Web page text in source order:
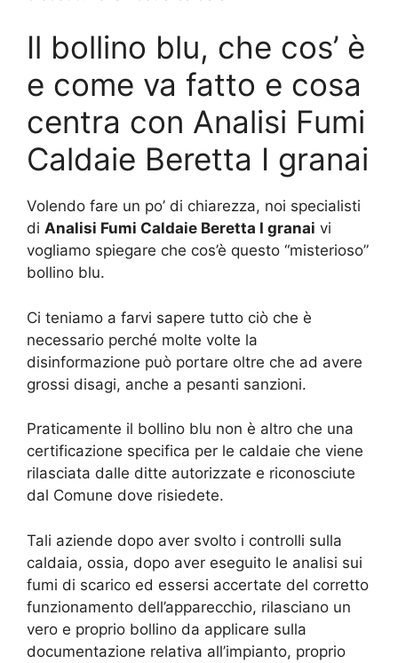
Il bollino blu, che cos’ è
e come va fatto e cosa
centra con Analisi Fumi
Caldaie Beretta I granai
Volendo fare un po’ di chiarezza, noi specialisti
di Analisi Fumi Caldaie Beretta I granai vi
vogliamo spiegare che cos’è questo “misterioso”
bollino blu.
Ci teniamo a farvi sapere tutto ciò che è
necessario perché molte volte la
disinformazione può portare oltre che ad avere
grossi disagi, anche a pesanti sanzioni.
Praticamente il bollino blu non è altro che una
certificazione specifica per le caldaie che viene
rilasciata dalle ditte autorizzate e riconosciute
dal Comune dove risiedete.
Tali aziende dopo aver svolto i controlli sulla
caldaia, ossia, dopo aver eseguito le analisi sui
fumi di scarico ed essersi accertate del corretto
funzionamento dell’apparecchio, rilasciano un
vero e proprio bollino da applicare sulla
documentazione relativa all’impianto, proprio